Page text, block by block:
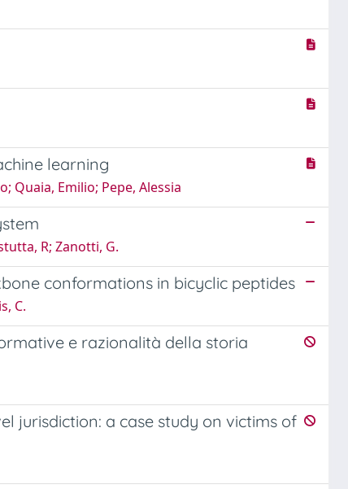
learning
Quaia, Emilio; Pepe, Alessia
R; Zanotti, G.
conformations in bicyclic peptides
C.
e razionalità della storia
jurisdiction: a case study on victims of